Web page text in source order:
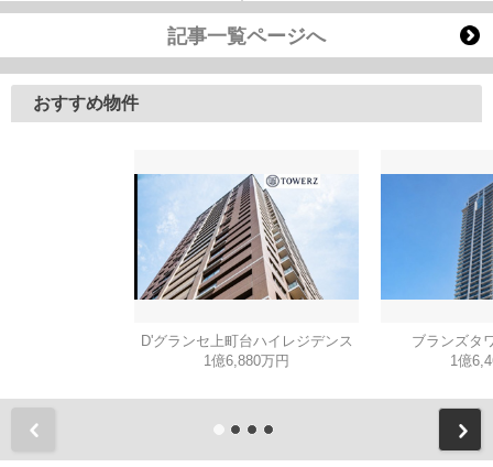
記事一覧ページへ
おすすめ物件
D'グランセ上町台ハイレジデンス
1億6,880万円
ブランズタ
1億